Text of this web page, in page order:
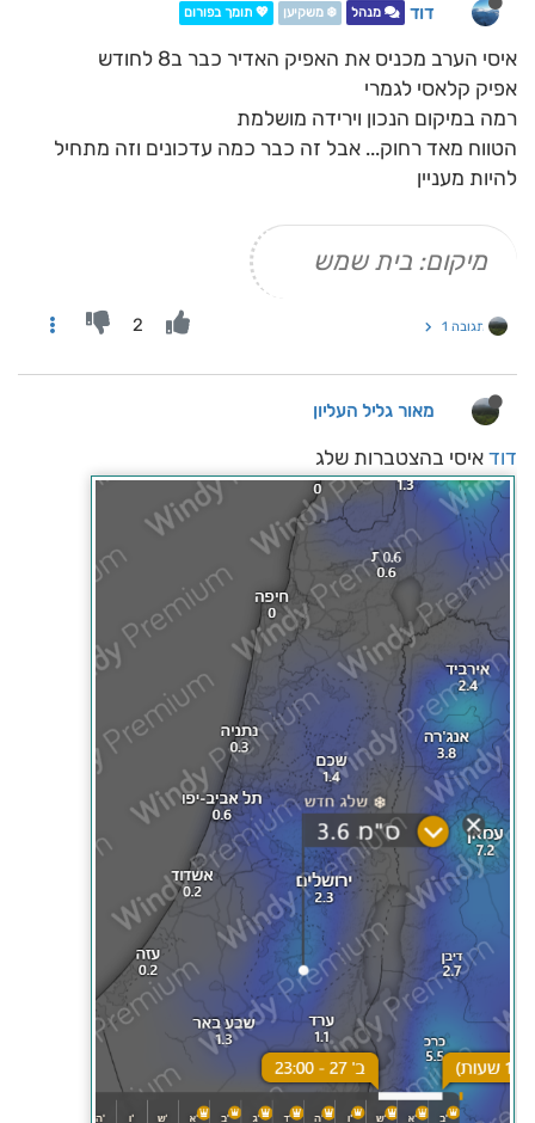
דוד מנהל ❄️ משקיען 💖 תומך בפורום
איסי הערב מכניס את האפיק האדיר כבר ב8 לחודש
אפיק קלאסי לגמרי
רמה במיקום הנכון וירידה מושלמת
הטווח מאד רחוק... אבל זה כבר כמה עדכונים וזה מתחיל
להיות מעניין
מיקום: בית שמש
תגובה 1 2
מאור גליל העליון
דוד איסי בהצטברות שלג